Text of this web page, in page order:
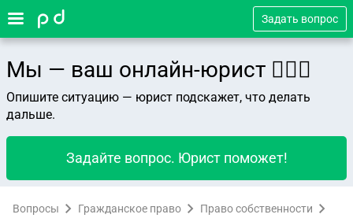
Задать вопрос
Мы — ваш онлайн-юрист 👨🏻‍⚖️
Опишите ситуацию — юрист подскажет, что делать
дальше.
Задайте вопрос. Юрист поможет!
Вопросы Гражданское право Право собственности